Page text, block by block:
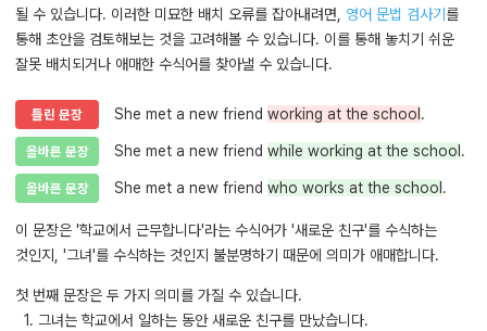
될 수 있습니다. 이러한 미묘한 배치 오류를 잡아내려면, 영어 문법 검사기 를
통해 초안을 검토해보는 것을 고려해볼 수 있습니다. 이를 통해 놓치기 쉬운
잘못 배치되거나 애매한 수식어를 찾아낼 수 있습니다.
틀린 문장 She met a new friend working at the school .
올바른 문장 She met a new friend while working at the school .
올바른 문장 She met a new friend who works at the school .
이 문장은 '학교에서 근무합니다'라는 수식어가 '새로운 친구'를 수식하는
것인지, '그녀'를 수식하는 것인지 불분명하기 때문에 의미가 애매합니다.
첫 번째 문장은 두 가지 의미를 가질 수 있습니다.
1. 그녀는 학교에서 일하는 동안 새로운 친구를 만났습니다.